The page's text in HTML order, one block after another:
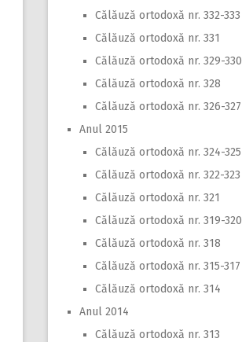
Călăuză ortodoxă nr. 332-333
Călăuză ortodoxă nr. 331
Călăuză ortodoxă nr. 329-330
Călăuză ortodoxă nr. 328
Călăuză ortodoxă nr. 326-327
Anul 2015
Călăuză ortodoxă nr. 324-325
Călăuză ortodoxă nr. 322-323
Călăuză ortodoxă nr. 321
Călăuză ortodoxă nr. 319-320
Călăuză ortodoxă nr. 318
Călăuză ortodoxă nr. 315-317
Călăuză ortodoxă nr. 314
Anul 2014
Călăuză ortodoxă nr. 313